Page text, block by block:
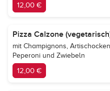
12,00 €
Pizza Calzone
mit Champignons,
Peperoni und Zwiebeln
12,00 €